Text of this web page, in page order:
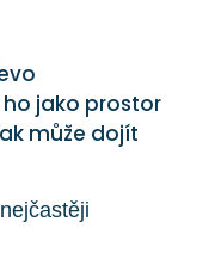
jako prostor
může dojít